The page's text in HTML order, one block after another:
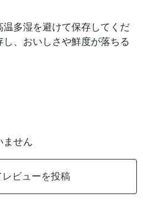
多湿を避けて保存してくだ
、おいしさや鮮度が落ちる
ません
レビューを投稿